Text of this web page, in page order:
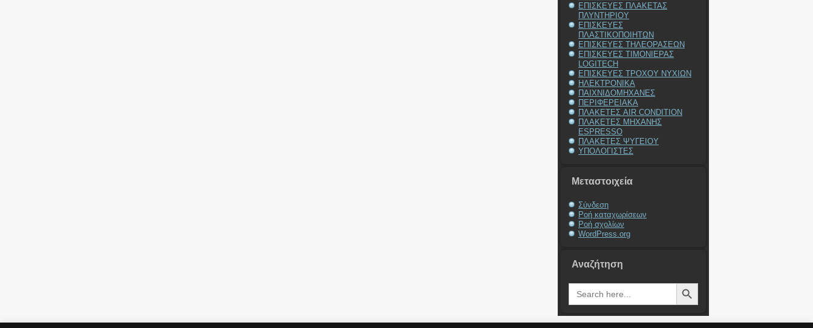
ΕΠΙΣΚΕΥΕΣ ΠΛΑΚΕΤΑΣ
ΠΛΥΝΤΗΡΙΟΥ
ΕΠΙΣΚΕΥΕΣ
ΠΛΑΣΤΙΚΟΠΟΙΗΤΩΝ
ΕΠΙΣΚΕΥΕΣ ΤΗΛΕΟΡΑΣΕΩΝ
ΕΠΙΣΚΕΥΕΣ ΤΙΜΟΝΙΕΡΑΣ
LOGITECH
ΕΠΙΣΚΕΥΕΣ ΤΡΟΧΟΥ ΝΥΧΙΩΝ
ΗΛΕΚΤΡΟΝΙΚΑ
ΠΑΙΧΝΙΔΟΜΗΧΑΝΕΣ
ΠΕΡΙΦΕΡΕΙΑΚΑ
ΠΛΑΚΕΤΕΣ AIR CONDITION
ΠΛΑΚΕΤΕΣ ΜΗΧΑΝΗΣ
ESPRESSO
ΠΛΑΚΕΤΕΣ ΨΥΓΕΙΟΥ
ΥΠΟΛΟΓΙΣΤΕΣ
Μεταστοιχεία
Σύνδεση
Ροή καταχωρίσεων
Ροή σχολίων
WordPress.org
Αναζήτηση
Search
for:
Search Button